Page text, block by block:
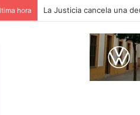
hora Dos nuevos positivos por